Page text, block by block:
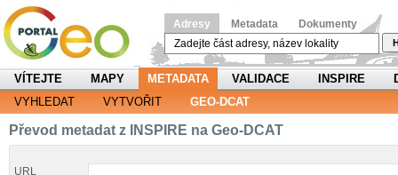
Adresy Metadata Dokumenty
VÍTEJTE MAPY METADATA VALIDACE INSPIRE
VYHLEDAT
VYTVOŘIT GEO-DCAT
Převod metadat z INSPIRE na Geo-DCAT
URL